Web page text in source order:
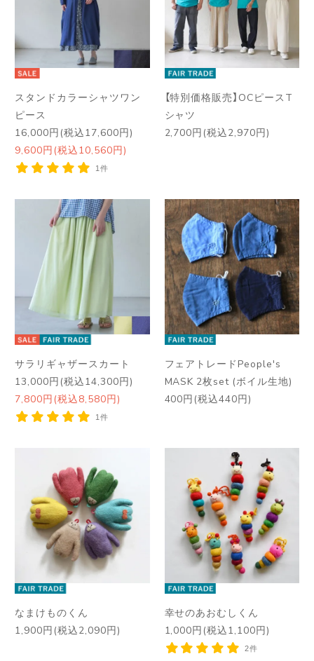
スタンドカラーシャツワン
ピース
16,000円(税込17,600円)
9,600円(税込10,560円)
1件
【特別価格販売】OCピースT
シャツ
2,700円(税込2,970円)
サラリギャザースカート
13,000円(税込14,300円)
7,800円(税込8,580円)
1件
フェアトレードPeople's
MASK 2枚set (ボイル生地)
400円(税込440円)
なまけものくん
1,900円(税込2,090円)
幸せのあおむしくん
1,000円(税込1,100円)
2件